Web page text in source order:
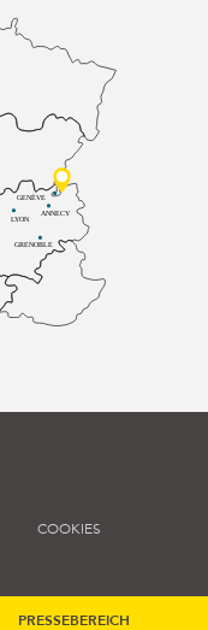
LYON
ANNECY
GRENOBLE
GENÈVE
COOKIES
PRESSEBEREICH